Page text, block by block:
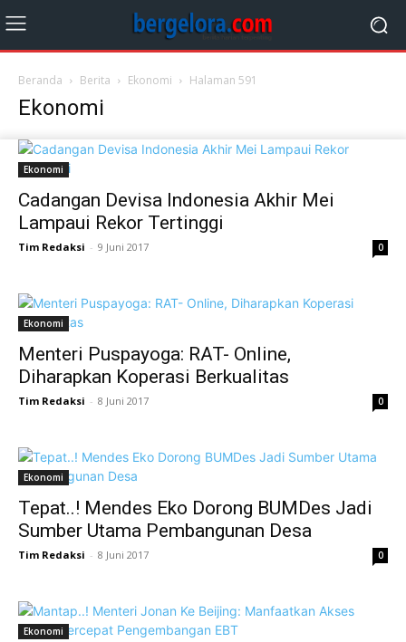
Beranda Berita Ekonomi Halaman 591
Ekonomi
Ekonomi
Cadangan Devisa Indonesia Akhir Mei
Lampaui Rekor Tertinggi
Tim Redaksi - 9 Juni 2017 0
Ekonomi
Menteri Puspayoga: RAT- Online,
Diharapkan Koperasi Berkualitas
Tim Redaksi - 8 Juni 2017 0
Ekonomi
Tepat..! Mendes Eko Dorong BUMDes Jadi
Sumber Utama Pembangunan Desa
Tim Redaksi - 8 Juni 2017 0
Ekonomi